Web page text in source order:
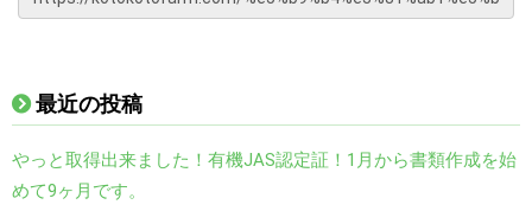
最近の投稿
やっと取得出来ました！有機JAS認定証！1月から書類作成を始
めて9ヶ月です。